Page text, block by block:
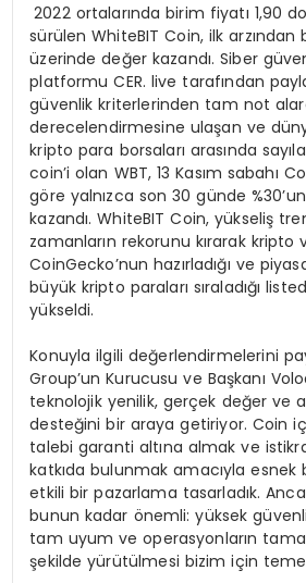
2022 ortalarında birim fiyatı 1,90
sürülen WhiteBIT Coin, ilk arzından
üzerinde değer kazandı. Siber
platformu CER. live tarafından
güvenlik kriterlerinden tam not
derecelendirmesine ulaşan ve
kripto para borsaları arasında
coin’i olan WBT, 13 Kasım sabahı
göre yalnızca son 30 günde
kazandı. WhiteBIT Coin, yükseliş
zamanların rekorunu kırarak kripto
CoinGecko’nun hazırladığı ve
büyük kripto paraları sıraladığı
yükseldi.
Konuyla ilgili değerlendirmelerini
Group’un Kurucusu ve Başkanı
teknolojik yenilik, gerçek değer ve
desteğini bir araya getiriyor. Coin
talebi garanti altına almak ve
katkıda bulunmak amacıyla esnek
etkili bir pazarlama tasarladık.
bunun kadar önemli: yüksek
tam uyum ve operasyonların
şekilde yürütülmesi bizim için